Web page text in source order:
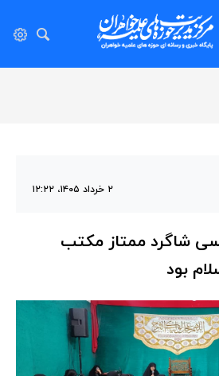
۲ خرداد ۱۴۰۵، ۱۲:۲۲
شاگرد ممتاز مکتب
بود